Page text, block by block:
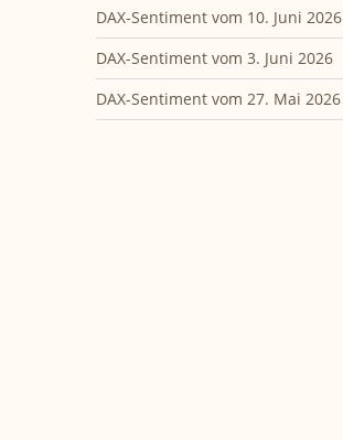
DAX-Sentiment vom 10. Juni 2026
DAX-Sentiment vom 3. Juni 2026
DAX-Sentiment vom 27. Mai 2026